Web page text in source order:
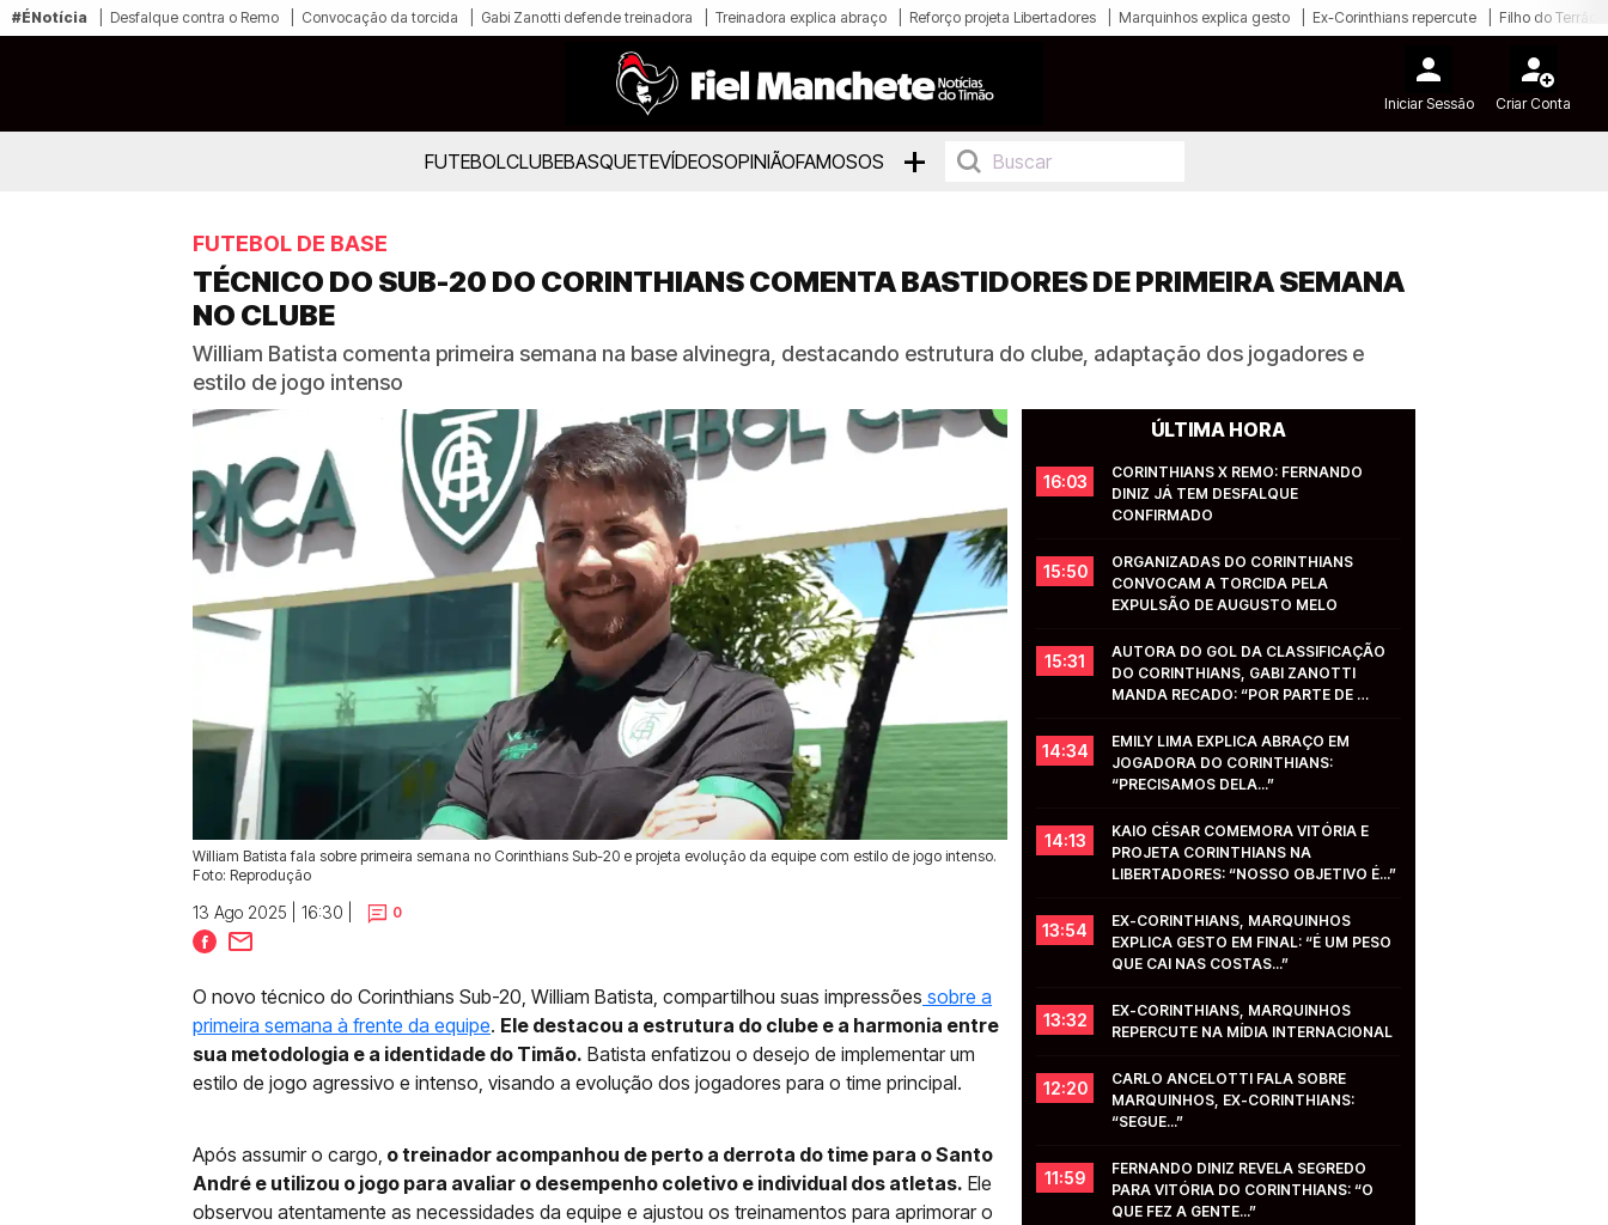
#ÉNotícia Desfalque contra o Remo Convocação da torcida Gabi Zanotti defende treinadora Treinadora explica abraço Reforço projeta Libertadores Marquinhos explica gesto Ex-Corinthians repercute Filho do Terrão
Iniciar Sessão Criar Conta
FUTEBOLCLUBEBASQUETEVÍDEOSOPINIÃOFAMOSOS +
FUTEBOL DE BASE
TÉCNICO DO SUB-20 DO CORINTHIANS COMENTA BASTIDORES DE PRIMEIRA SEMANA
NO CLUBE
William Batista comenta primeira semana na base alvinegra, destacando estrutura do clube, adaptação dos jogadores e
estilo de jogo intenso
William Batista fala sobre primeira semana no Corinthians Sub-20 e projeta evolução da equipe com estilo de jogo intenso.
Foto: Reprodução
13 Ago 2025 | 16:30 | 0
O novo técnico do Corinthians Sub-20, William Batista, compartilhou suas impressões sobre a
primeira semana à frente da equipe. Ele destacou a estrutura do clube e a harmonia entre
sua metodologia e a identidade do Timão. Batista enfatizou o desejo de implementar um
estilo de jogo agressivo e intenso, visando a evolução dos jogadores para o time principal.
Após assumir o cargo, o treinador acompanhou de perto a derrota do time para o Santo
André e utilizou o jogo para avaliar o desempenho coletivo e individual dos atletas. Ele
observou atentamente as necessidades da equipe e ajustou os treinamentos para aprimorar o
ÚLTIMA HORA
16:03
CORINTHIANS X REMO: FERNANDO
DINIZ JÁ TEM DESFALQUE
CONFIRMADO
15:50
ORGANIZADAS DO CORINTHIANS
CONVOCAM A TORCIDA PELA
EXPULSÃO DE AUGUSTO MELO
15:31
AUTORA DO GOL DA CLASSIFICAÇÃO
DO CORINTHIANS, GABI ZANOTTI
MANDA RECADO: “POR PARTE DE
14:34
EMILY LIMA EXPLICA ABRAÇO EM
JOGADORA DO CORINTHIANS:
“PRECISAMOS DELA...”
14:13
KAIO CÉSAR COMEMORA VITÓRIA E
PROJETA CORINTHIANS NA
LIBERTADORES: “NOSSO OBJETIVO É...”
13:54
EX-CORINTHIANS, MARQUINHOS
EXPLICA GESTO EM FINAL: “É UM PESO
QUE CAI NAS COSTAS...”
13:32
EX-CORINTHIANS, MARQUINHOS
REPERCUTE NA MÍDIA INTERNACIONAL
12:20
CARLO ANCELOTTI FALA SOBRE
MARQUINHOS, EX-CORINTHIANS:
“SEGUE...”
11:59
FERNANDO DINIZ REVELA SEGREDO
PARA VITÓRIA DO CORINTHIANS: “O
QUE FEZ A GENTE...”